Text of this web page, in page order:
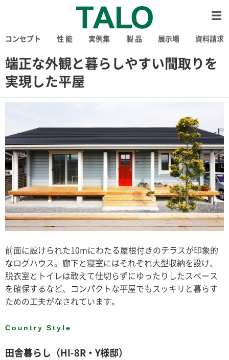
コンセプト 性 能 実例集 製 品 展示場 資料請求
端正な外観と暮らしやすい間取りを
実現した平屋
前面に設けられた10mにわたる屋根付きのテラスが印象的
なログハウス。廊下と寝室にはそれぞれ大型収納を設け、
脱衣室とトイレは敢えて仕切らずにゆったりしたスペース
を確保するなど、コンパクトな平屋でもスッキリと暮らす
ための工夫がなされています。
Country Style
田舎暮らし（HI-8R・Y様邸）